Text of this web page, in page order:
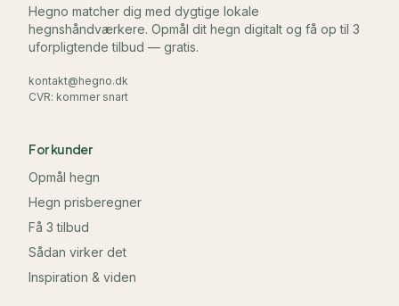
Hegno matcher dig med dygtige lokale
hegnshåndværkere. Opmål dit hegn digitalt og få op til 3
uforpligtende tilbud — gratis.
kontakt@hegno.dk
CVR: kommer snart
For kunder
Opmål hegn
Hegn prisberegner
Få 3 tilbud
Sådan virker det
Inspiration & viden